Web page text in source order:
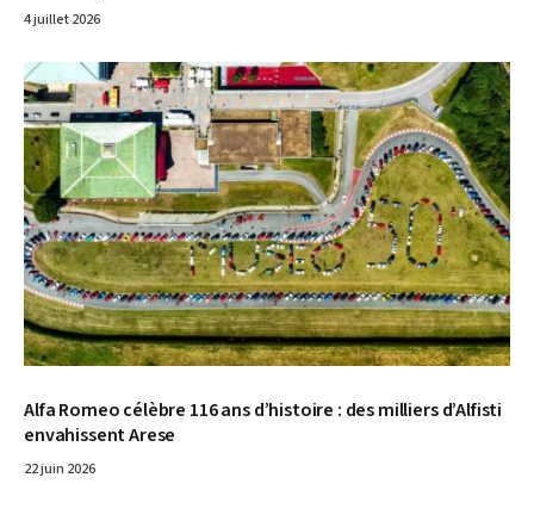
4 juillet 2026
© Alfa Romeo
Alfa Romeo célèbre 116 ans d’histoire : des milliers d’Alfisti
envahissent Arese
22 juin 2026